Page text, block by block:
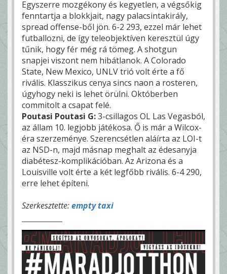
Egyszerre mozgékony és kegyetlen, a végsőkig
fenntartja a blokkjait, nagy palacsintakirály,
spread offense-ből jön. 6-2 293, ezzel már lehet
futballozni, de így teleobjektíven keresztül úgy
tűnik, hogy fér még rá tömeg. A shotgun
snapjei viszont nem hibátlanok. A Colorado
State, New Mexico, UNLV trió volt érte a fő
rivális. Klasszikus cenya sincs naon a rosteren,
úgyhogy neki is lehet örülni. Októberben
commitolt a csapat felé.
Poutasi Poutasi G:3-csillagos OL Las Vegasból,
az állam 10. legjobb játékosa. Ő is már a Wilcox-
éra szerzeménye. Szerencsétlen aláírta az LOI-t
az NSD-n, majd másnap meghalt az édesanyja
diabétesz-komplikációban. Az Arizona és a
Louisville volt érte a két legfőbb rivális. 6-4 290,
erre lehet építeni.
Szerkesztette:empty taxi